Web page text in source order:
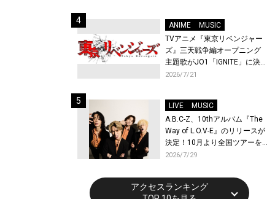
ANIME
MUSIC
TVアニメ『東京リベンジャー
ズ』三天戦争編オープニング
主題歌がJO1「IGNITE」に決
定！メンバー全員から喜びと
先行上映会を開催！
2026/7/21
LIVE
MUSIC
A.B.C-Z、10thアルバム『The
Way of L.O.V-E』のリリースが
決定！10月より全国ツアーを
開催！
2026/7/29
アクセスランキング